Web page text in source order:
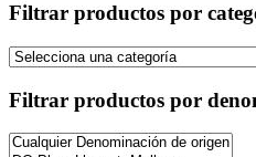
Filtrar productos por
Filtrar productos por